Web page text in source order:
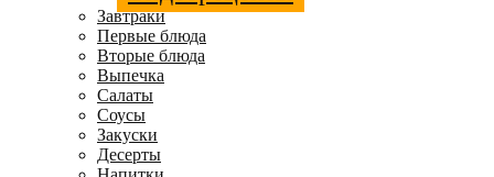
Завтраки
Первые блюда
Вторые блюда
Выпечка
Салаты
Соусы
Закуски
Десерты